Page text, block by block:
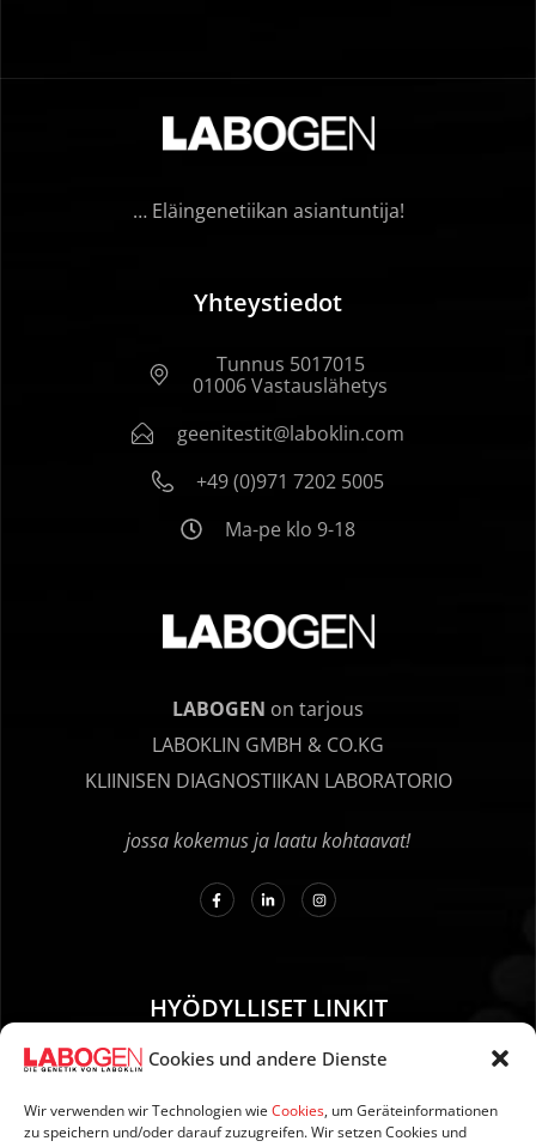
Cookies und andere Dienste
Wir verwenden wir Technologien wie Cookies, um Geräteinformationen
zu speichern und/oder darauf zuzugreifen. Wir setzen Cookies und
… Eläingenetiikan asiantuntija!
Yhteystiedot
Tunnus 5017015
01006 Vastauslähetys
geenitestit@laboklin.com
+49 (0)971 7202 5005
Ma-pe klo 9-18
LABOGEN on tarjous
LABOKLIN GMBH & CO.KG
KLIINISEN DIAGNOSTIIKAN LABORATORIO
jossa kokemus ja laatu kohtaavat!
HYÖDYLLISET LINKIT
01. Ohjeet näytteenottoa varten
02. TOIMITUS JA MAKSU
03. Tietoja sivustosta